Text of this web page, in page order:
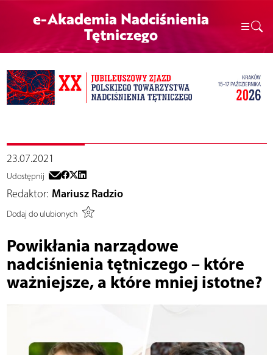
e-Akademia Nadciśnienia
Tętniczego
23.07.2021
Udostępnij
Redaktor: Mariusz Radzio
Dodaj do ulubionych
Powikłania narządowe
nadciśnienia tętniczego – które
ważniejsze, a które mniej istotne?